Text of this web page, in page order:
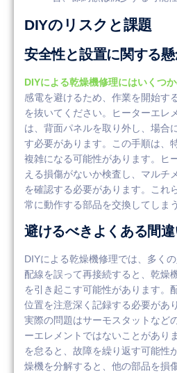
DIYのリスクと課題
安全性と設置に関する
DIYによる乾燥機修理にはいくつ
感電を避けるため、作業を開始す
を抜いてください。ヒーターエレ
は、背面パネルを取り外し、場合
す必要があります。この手順は、
複雑になる可能性があります。ヒ
える損傷がないか検査し、マルチ
を確認する必要があります。これ
常に動作する部品を交換してしま
避けるべきよくある間
DIYによる乾燥機修理では、多く
配線を誤って再接続すると、乾燥
を引き起こす可能性があります。
位置を注意深く記録する必要があ
実際の問題はサーモスタットなど
ーエレメントではないことがあり
を怠ると、故障を繰り返す可能性
燥機を分解すると、他の部品を損